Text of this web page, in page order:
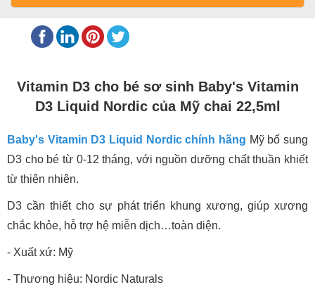
Vitamin D3 cho bé sơ sinh Baby's Vitamin
D3 Liquid Nordic của Mỹ chai 22,5ml
Baby's Vitamin D3 Liquid Nordic chính hãng Mỹ bổ sung
D3 cho bé từ 0-12 tháng, với nguồn dưỡng chất thuần khiết
từ thiên nhiên.
D3 cần thiết cho sự phát triển khung xương, giúp xương
chắc khỏe, hỗ trợ hệ miễn dịch…toàn diện.
- Xuất xứ: Mỹ
- Thương hiệu: Nordic Naturals